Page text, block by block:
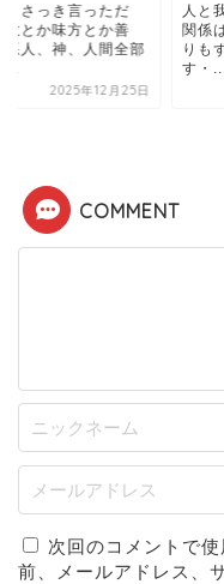
らさっき言っただ
敵とか味方とか善
悪人、神、人間全部
...
2025年12月25日
人と
関係
りも
す・
COMMENT
次回のコメントで
前、メールアドレス、